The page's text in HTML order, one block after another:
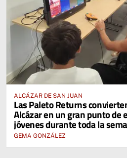
ALCÁZAR DE SAN JUAN
Las Paleto Returns
Alcázar en un gran punto de
jóvenes durante toda la
GEMA GONZÁLEZ